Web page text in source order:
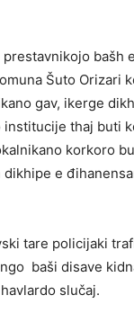
bašh
Šuto Orizari
gav, ikerge
thaj buti
korkoro
e
tare policijaki
baši disave
slučaj.